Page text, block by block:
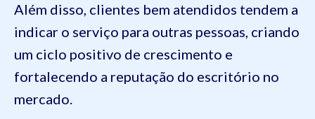
Além disso, clientes bem atendidos tendem a
indicar o serviço para outras pessoas, criando
um ciclo positivo de crescimento e
fortalecendo a reputação do escritório no
mercado.